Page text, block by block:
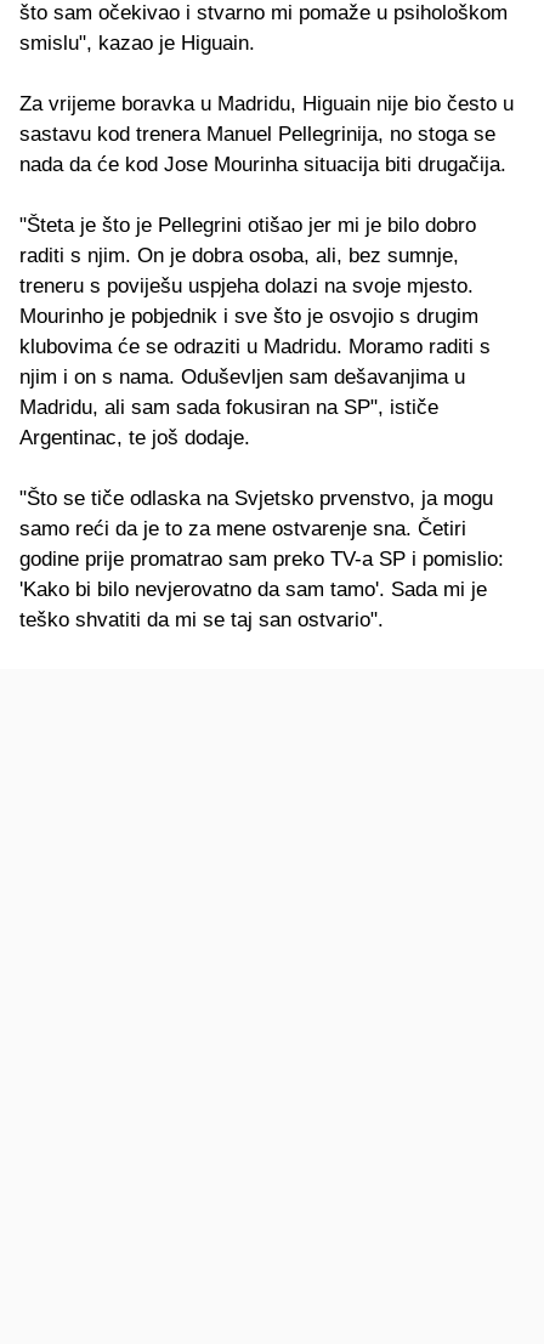
što sam očekivao i stvarno mi pomaže u psihološkom
smislu", kazao je Higuain.
Za vrijeme boravka u Madridu, Higuain nije bio često u
sastavu kod trenera Manuel Pellegrinija, no stoga se
nada da će kod Jose Mourinha situacija biti drugačija.
"Šteta je što je Pellegrini otišao jer mi je bilo dobro
raditi s njim. On je dobra osoba, ali, bez sumnje,
treneru s poviješu uspjeha dolazi na svoje mjesto.
Mourinho je pobjednik i sve što je osvojio s drugim
klubovima će se odraziti u Madridu. Moramo raditi s
njim i on s nama. Oduševljen sam dešavanjima u
Madridu, ali sam sada fokusiran na SP", ističe
Argentinac, te još dodaje.
"Što se tiče odlaska na Svjetsko prvenstvo, ja mogu
samo reći da je to za mene ostvarenje sna. Četiri
godine prije promatrao sam preko TV-a SP i pomislio:
'Kako bi bilo nevjerovatno da sam tamo'. Sada mi je
teško shvatiti da mi se taj san ostvario".